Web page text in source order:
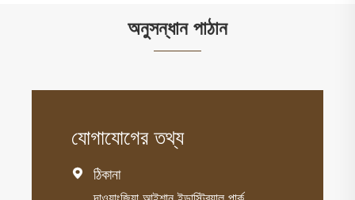
অনুসন্ধান পাঠান
যোগাযোগের তথ্য
 ঠিকানা